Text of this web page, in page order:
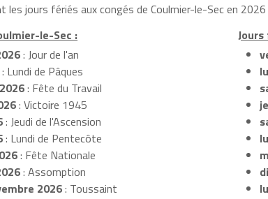
les jours fériés aux congés de Coulmier-le-Sec en
le-Sec :
: Jour de l'an
Lundi de Pâques
: Fête du Travail
: Victoire 1945
: Jeudi de l'Ascension
: Lundi de Pentecôte
: Fête Nationale
: Assomption
2026: Toussaint